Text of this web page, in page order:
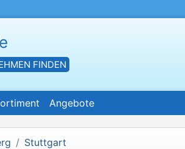
FINDEN
Angebote
Stuttgart